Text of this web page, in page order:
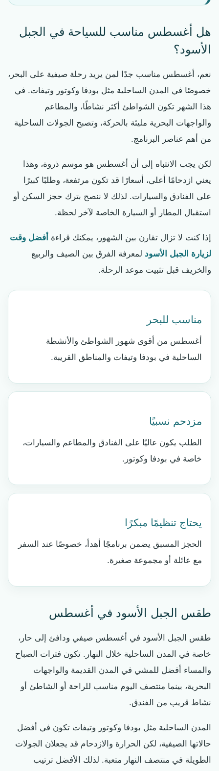
هل أغسطس مناسب للسياحة في الجبل
الأسود؟
نعم، أغسطس مناسب جدًا لمن يريد رحلة صيفية على البحر،
خصوصًا في المدن الساحلية مثل بودفا وكوتور وتيفات. في
هذا الشهر تكون الشواطئ أكثر نشاطًا، والمطاعم
والواجهات البحرية مليئة بالحركة، وتصبح الجولات الساحلية
من أهم عناصر البرنامج.
لكن يجب الانتباه إلى أن أغسطس هو موسم ذروة، وهذا
يعني ازدحامًا أعلى، أسعارًا قد تكون مرتفعة، وطلبًا كبيرًا
على الفنادق والسيارات. لذلك لا ننصح بترك حجز السكن أو
استقبال المطار أو السيارة الخاصة لآخر لحظة.
إذا كنت لا تزال تقارن بين الشهور، يمكنك قراءة أفضل وقت
لزيارة الجبل الأسود لمعرفة الفرق بين الصيف والربيع
والخريف قبل تثبيت موعد الرحلة.
مناسب للبحر
أغسطس من أقوى شهور الشواطئ والأنشطة
الساحلية في بودفا وتيفات والمناطق القريبة.
مزدحم نسبيًا
الطلب يكون عاليًا على الفنادق والمطاعم والسيارات،
خاصة في بودفا وكوتور.
يحتاج تنظيمًا مبكرًا
الحجز المسبق يضمن برنامجًا أهدأ، خصوصًا عند السفر
مع عائلة أو مجموعة صغيرة.
طقس الجبل الأسود في أغسطس
طقس الجبل الأسود في أغسطس صيفي ودافئ إلى حار،
خاصة في المدن الساحلية خلال النهار. تكون فترات الصباح
والمساء أفضل للمشي في المدن القديمة والواجهات
البحرية، بينما منتصف اليوم مناسب للراحة أو الشاطئ أو
نشاط قريب من الفندق.
المدن الساحلية مثل بودفا وكوتور وتيفات تكون في أفضل
حالاتها الصيفية، لكن الحرارة والازدحام قد يجعلان الجولات
الطويلة في منتصف النهار متعبة. لذلك الأفضل ترتيب